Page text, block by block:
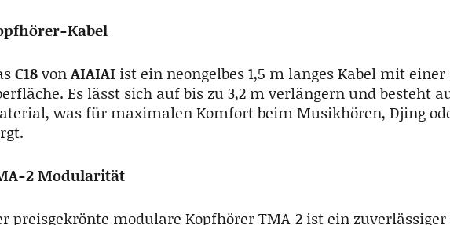
Kabel
C18vonAIAIAI ist ein neongelbes 1,5 m langes Kabel mit einer
Es lässt sich auf bis zu 3,2 m verlängern und besteht
was für maximalen Komfort beim Musikhören, Djing
2 Modularität
preisgekrönte modulare Kopfhörer TMA-2 ist ein